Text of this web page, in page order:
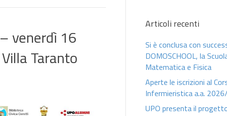
venerdì 16
Taranto
Articoli recenti
Si è conclusa con
DOMOSCHOOL, la
Matematica e Fisica
Aperte le iscrizioni al
Infermieristica a.a.
UPO presenta il